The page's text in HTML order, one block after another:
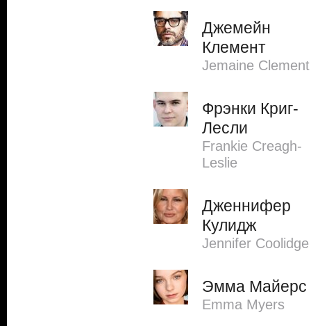
Джемейн
Клемент
Jemaine Clement
Фрэнки Криг-
Лесли
Frankie Creagh-
Leslie
Дженнифер
Кулидж
Jennifer Coolidge
Эмма Майерс
Emma Myers